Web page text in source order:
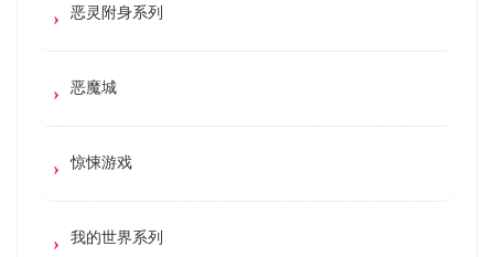
恶灵附身系列
恶魔城
惊悚游戏
我的世界系列